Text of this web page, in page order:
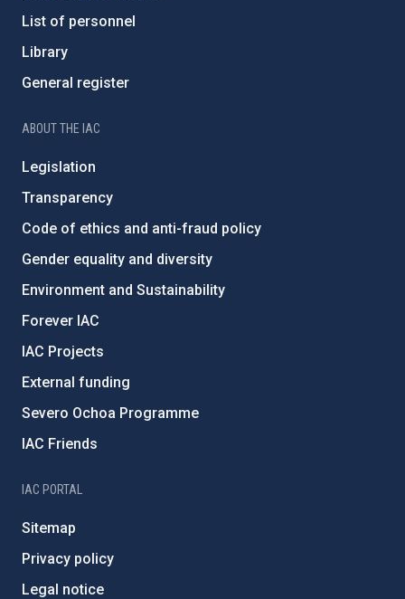
List of personnel
Library
General register
ABOUT THE IAC
Legislation
Transparency
Code of ethics and anti-fraud policy
Gender equality and diversity
Environment and Sustainability
Forever IAC
IAC Projects
External funding
Severo Ochoa Programme
IAC Friends
IAC PORTAL
Sitemap
Privacy policy
Legal notice